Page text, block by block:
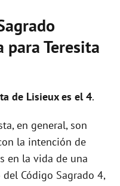
para Teresita
de Lisieux es el 4.
en general, son
la intención de
en la vida de una
Código Sagrado 4,